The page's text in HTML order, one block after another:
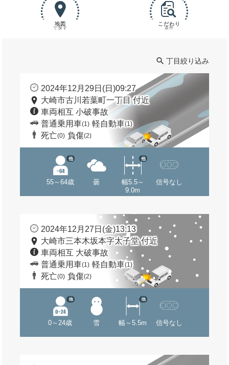
地図
で探す
こだわり
条件
丁目絞り込み
2024年12月29日(日)09:27
大崎市古川若葉町一丁目 付近
車両相互 小破事故
普通乗用車(1) 軽自動車(1)
死亡(0) 負傷(2)
55～64歳
他
曇
幅5.5～
9.0m
他
信号なし
2024年12月27日(金)13:13
大崎市三本木坂本字太子堂 付近
車両相互 大破事故
普通乗用車(1) 軽自動車(1)
死亡(0) 負傷(2)
0～24歳
他
雪 幅～5.5m
他
信号なし